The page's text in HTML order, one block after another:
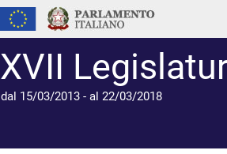
XVII
dal 15/03/2013 - al 22/03/2018